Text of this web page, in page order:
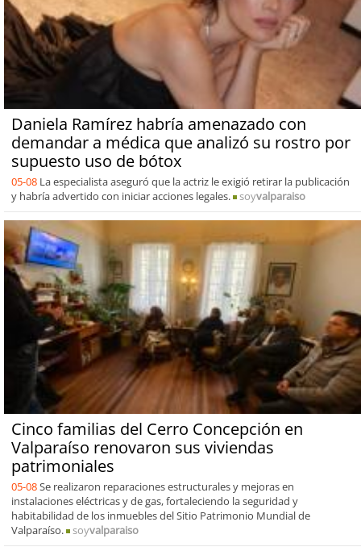
Daniela Ramírez habría amenazado con
demandar a médica que analizó su rostro por
supuesto uso de bótox
05-08 La especialista aseguró que la actriz le exigió retirar la publicación
y habría advertido con iniciar acciones legales.
soyvalparaiso
Cinco familias del Cerro Concepción en
Valparaíso renovaron sus viviendas
patrimoniales
05-08Se realizaron reparaciones estructurales y mejoras en
instalaciones eléctricas y de gas, fortaleciendo la seguridad y
habitabilidad de los inmuebles del Sitio Patrimonio Mundial de
Valparaíso.
soyvalparaiso